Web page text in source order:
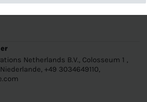
Netherlands B.V., Colosseum 1 ,
+49 3034649110,